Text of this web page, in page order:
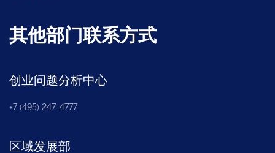
其他部门联系方式
创业问题分析中心
+7 (495) 247-4777
区域发展部